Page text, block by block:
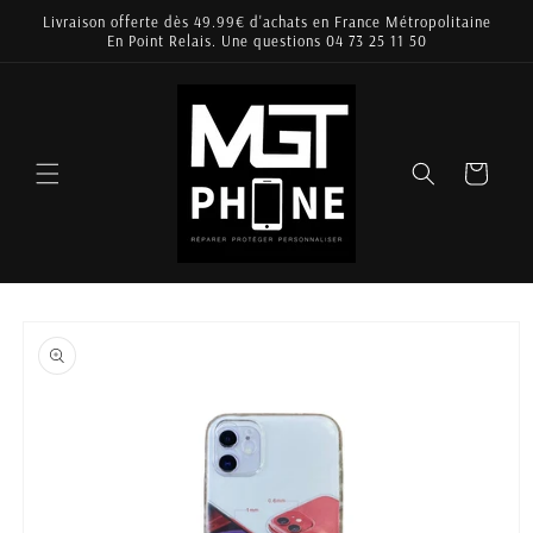
passer
Livraison offerte dès 49.99€ d'achats en France Métropolitaine
En Point Relais. Une questions 04 73 25 11 50
Panier
informations
produits